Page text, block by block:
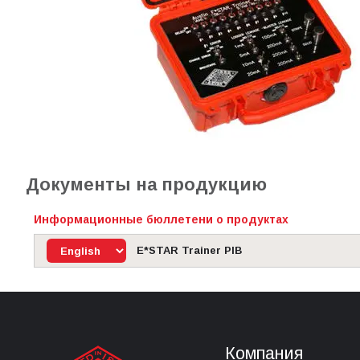
Документы на продукцию
Информационные бюллетени о продуктах
E*STAR Trainer PIB
Компания